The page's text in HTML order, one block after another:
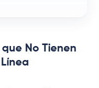
No Tienen